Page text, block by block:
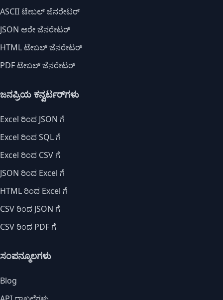
ASCII ಟೇಬಲ್ ಜೆನರೇಟರ್
JSON ಅರೇ ಜೆನರೇಟರ್
HTML ಟೇಬಲ್ ಜೆನರೇಟರ್
PDF ಟೇಬಲ್ ಜೆನರೇಟರ್
ಜನಪ್ರಿಯ ಕನ್ವರ್ಟರ್‌ಗಳು
Excel ರಿಂದ JSON ಗೆ
Excel ರಿಂದ SQL ಗೆ
Excel ರಿಂದ CSV ಗೆ
JSON ರಿಂದ Excel ಗೆ
HTML ರಿಂದ Excel ಗೆ
CSV ರಿಂದ JSON ಗೆ
CSV ರಿಂದ PDF ಗೆ
ಸಂಪನ್ಮೂಲಗಳು
Blog